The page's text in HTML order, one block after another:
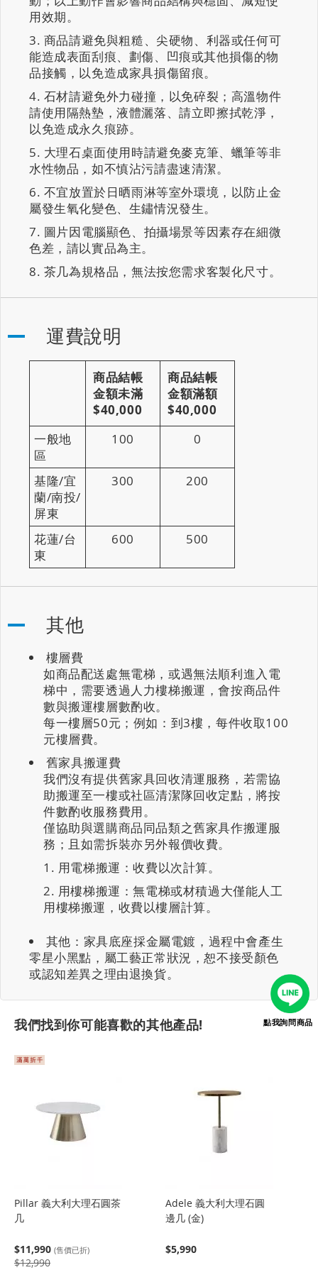
用效期。
商品請避免與粗糙、尖硬物、利器或任何可
能造成表面刮痕、劃傷、凹痕或其他損傷的物
品接觸，以免造成家具損傷留痕。
石材請避免外力碰撞，以免碎裂；高溫物件
請使用隔熱墊，液體灑落、請立即擦拭乾淨，
以免造成永久痕跡。
大理石桌面使用時請避免麥克筆、蠟筆等非
水性物品，如不慎沾污請盡速清潔。
不宜放置於日晒雨淋等室外環境，以防止金
屬發生氧化變色、生鏽情況發生。
圖片因電腦顯色、拍攝場景等因素存在細微
色差，請以實品為主。
茶几為規格品，無法按您需求客製化尺寸。
運費說明
商品結帳
金額未滿
$40,000
商品結帳
金額滿額
$40,000
一般地
區
100 0
基隆/宜
蘭/南投/
屏東
300 200
花蓮/台
東
600 500
其他
樓層費
如商品配送處無電梯，或遇無法順利進入電
梯中，需要透過人力樓梯搬運，會按商品件
數與搬運樓層數酌收。
每一樓層50元；例如：到3樓，每件收取100
元樓層費。
舊家具搬運費
我們沒有提供舊家具回收清運服務，若需協
助搬運至一樓或社區清潔隊回收定點，將按
件數酌收服務費用。
僅協助與選購商品同品類之舊家具作搬運服
務；且如需拆裝亦另外報價收費。
用電梯搬運：收費以次計算。
用樓梯搬運：無電梯或材積過大僅能人工
用樓梯搬運，收費以樓層計算。
其他：家具底座採金屬電鍍，過程中會產生
零星小黑點，屬工藝正常狀況，恕不接受顏色
或認知差異之理由退換貨。
我們找到你可能喜歡的其他產品!
Pillar 義大利大理石圓茶
几
$11,990 (售價已折)
$12,990
Adele 義大利大理石圓
邊几 (金)
$5,990
點我詢問商品